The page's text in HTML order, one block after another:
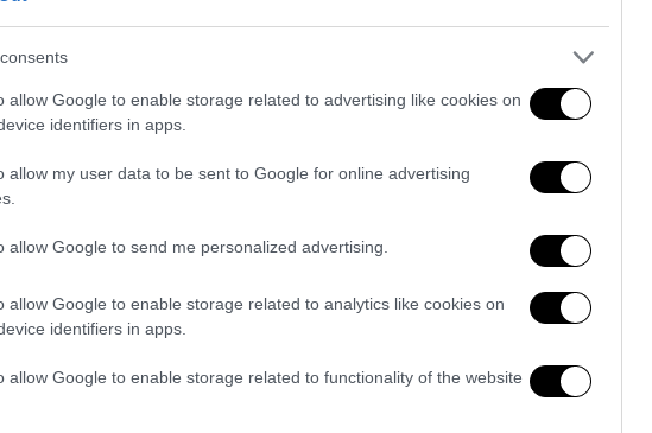
allow Google to enable storage related to advertising like cookies on
identifiers in apps.
allow my user data to be sent to Google for online advertising
allow Google to send me personalized advertising.
allow Google to enable storage related to analytics like cookies on
identifiers in apps.
allow Google to enable storage related to functionality of the website
όχι υποχρεωτική. Αυτό δεν μπορεί να
και τη στιγμή, που μιλάμε, η τιμή
2,85 μέχρι 3,15 όταν στο σούπερ μάρκετ
λόγος, έχουμε με διαφορά το φθηνότερο
να γίνονται στα άλλα καταναλωτικά
Έγινε μία αύξηση τον Μάρτιο του 2022
οι τιμές παραμένουν σταθερές και
Τρίτον, από το 2010 τα αρτοποιεία
έχουμε δώσει εξετάσεις επιτυχείς
να βοηθάμε όσους έχουν
Δεν υπάρχει αρτοποιός, ο οποίος θα
χρήματα, είτε καθόλου χρήματα να
αρτοποιεία συνηγορεί στο να μην